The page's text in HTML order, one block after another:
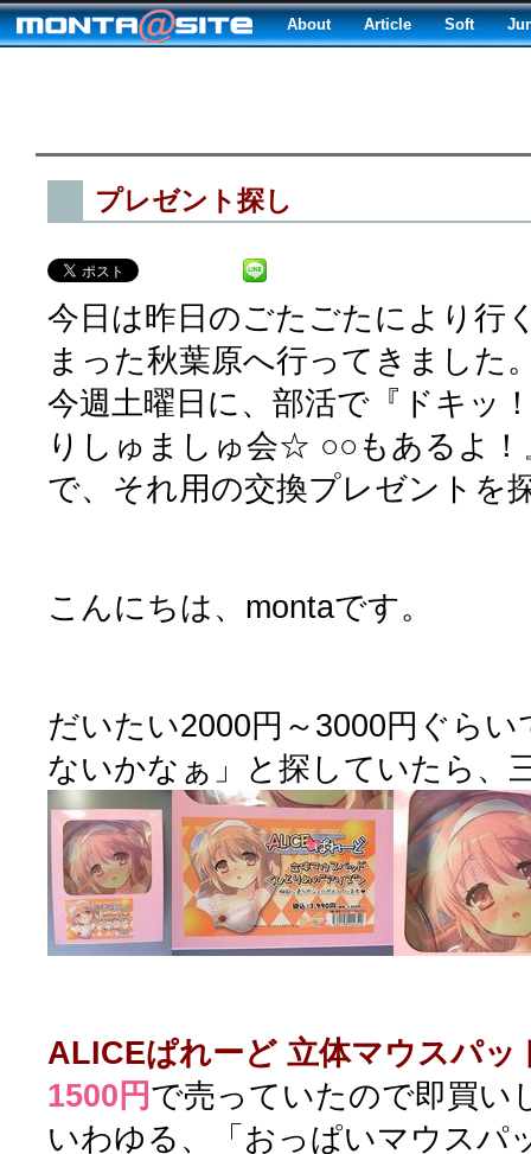
About Article Soft
プレゼント探し
今日は昨日のごたごたにより行
まった秋葉原へ行ってきました
今週土曜日に、部活で『ドキッ
りしゅましゅ会☆ ○○もあるよ！
で、それ用の交換プレゼントを
こんにちは、montaです。
だいたい2000円～3000円ぐら
ないかなぁ」と探していたら、
ALICEぱれーど 立体マウスパッ
1500円で売っていたので即買い
いわゆる、「おっぱいマウス